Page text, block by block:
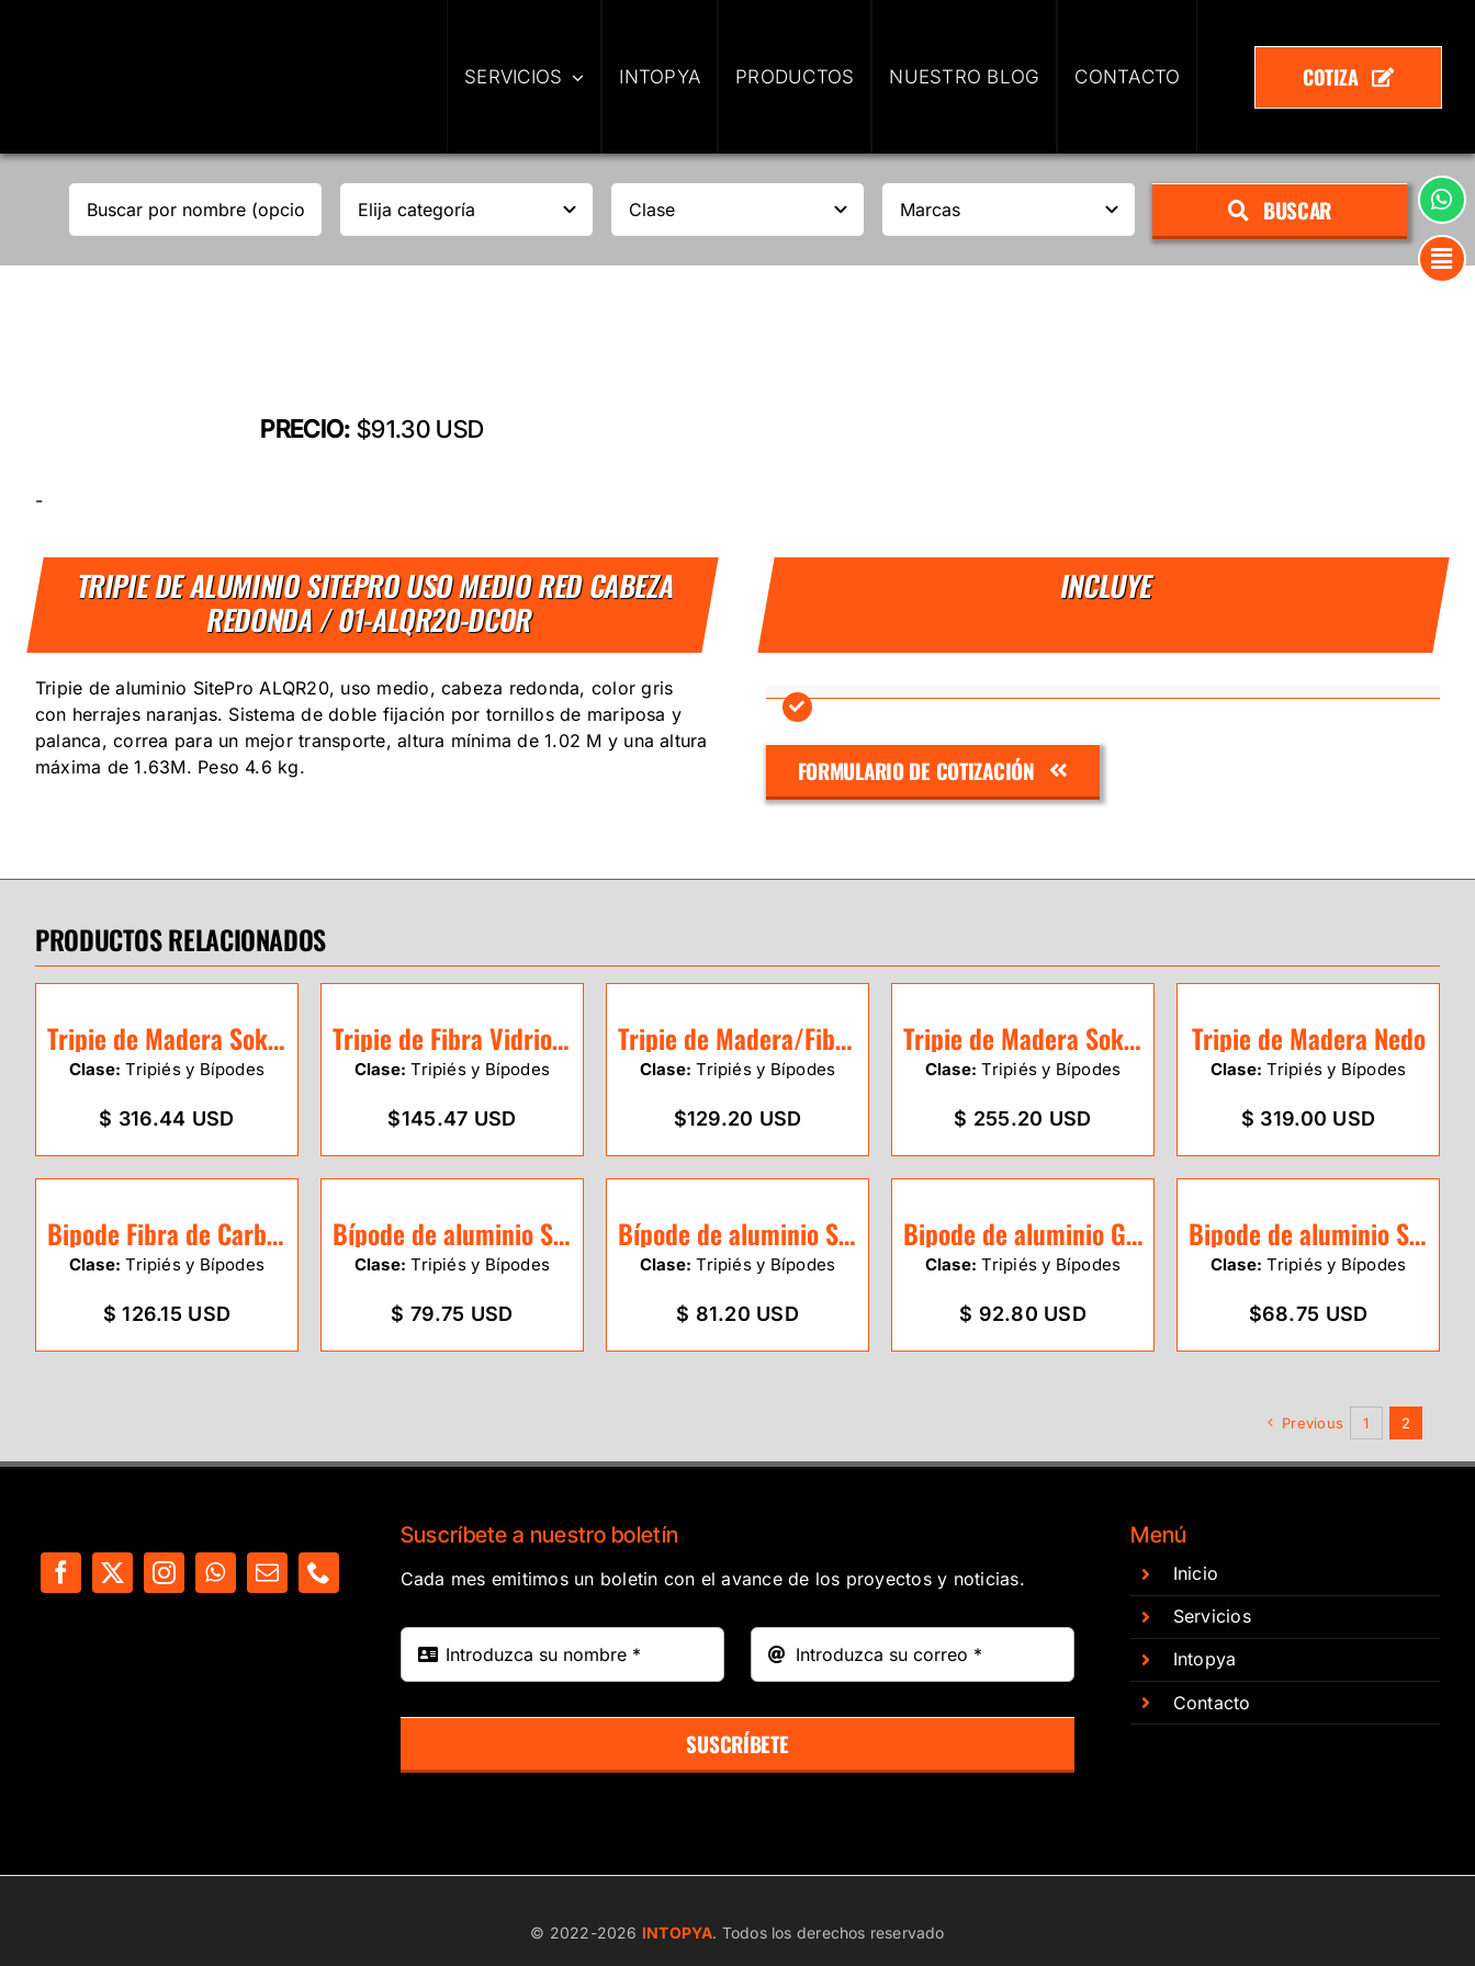
SERVICIOS INTOPYA PRODUCTOS NUESTRO BLOG CONTACTO COTIZA
BUSCAR
PRECIO: $91.30 USD
-
TRIPIE DE ALUMINIO SITEPRO USO MEDIO RED CABEZA
REDONDA / 01-ALQR20-DCOR
INCLUYE
Tripie de aluminio SitePro ALQR20, uso medio, cabeza redonda, color gris
con herrajes naranjas. Sistema de doble fijación por tornillos de mariposa y
palanca, correa para un mejor transporte, altura mínima de 1.02 M y una altura
máxima de 1.63M. Peso 4.6 kg.
FORMULARIO DE COTIZACIÓN
PRODUCTOS RELACIONADOS
Tripie de Madera Sokkia Doble Fijación
Clase: Tripiés y Bípodes
$ 316.44 USD
Tripie de Fibra Vidrio SitePro uso rudo 01-HVFG20-DCO
Clase: Tripiés y Bípodes
$145.47 USD
Tripie de Madera/Fibra SitePro uso rudo 01-WDF20-DCO
Clase: Tripiés y Bípodes
$129.20 USD
Tripie de Madera Sokkia 751272
Clase: Tripiés y Bípodes
$ 255.20 USD
Tripie de Madera Nedo
Clase: Tripiés y Bípodes
$ 319.00 USD
Bipode Fibra de Carbono SitePro
Clase: Tripiés y Bípodes
$ 126.15 USD
Bípode de aluminio SitePro Abierta
Clase: Tripiés y Bípodes
$ 79.75 USD
Bípode de aluminio SitePro
Clase: Tripiés y Bípodes
$ 81.20 USD
Bipode de aluminio GeoEco
Clase: Tripiés y Bípodes
$ 92.80 USD
Bipode de aluminio Sitepro
Clase: Tripiés y Bípodes
$68.75 USD
Previous 1 2
Suscríbete a nuestro boletín
Cada mes emitimos un boletin con el avance de los proyectos y noticias.
SUSCRÍBETE
Menú
Inicio
Servicios
Intopya
Contacto
© 2022-2026 INTOPYA. Todos los derechos reservado